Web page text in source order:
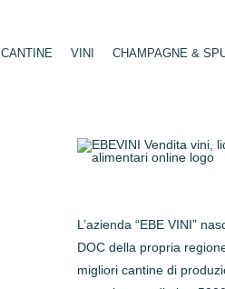
CANTINE VINI CHAMPAGNE &
L’azienda “EBE VINI”
DOC della propria
migliori cantine di